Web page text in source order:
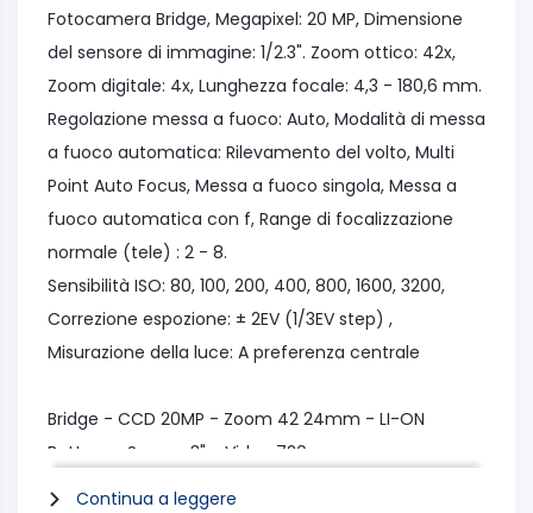
Fotocamera Bridge, Megapixel: 20 MP, Dimensione
del sensore di immagine: 1/2.3". Zoom ottico: 42x,
Zoom digitale: 4x, Lunghezza focale: 4,3 - 180,6 mm.
Regolazione messa a fuoco: Auto, Modalità di messa
a fuoco automatica: Rilevamento del volto, Multi
Point Auto Focus, Messa a fuoco singola, Messa a
fuoco automatica con f, Range di focalizzazione
normale (tele) : 2 - 8.
Sensibilità ISO: 80, 100, 200, 400, 800, 1600, 3200,
Correzione espozione: ± 2EV (1/3EV step) ,
Misurazione della luce: A preferenza centrale
Bridge - CCD 20MP - Zoom 42 24mm - LI-ON
Battery - Screen 3" - Video 720p
Tipi schede di memoria: SD, SDHC. Memoria interna:
Continua a leggere